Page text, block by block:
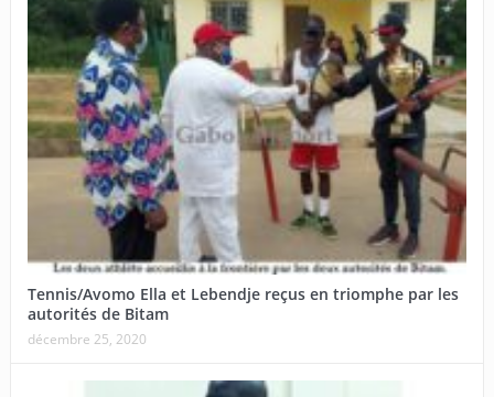
Tennis/Avomo Ella et Lebendje reçus en triomphe par les
autorités de Bitam
décembre 25, 2020